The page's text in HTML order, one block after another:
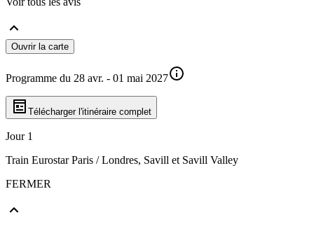
Ouvrir la carte
Programme du 28 avr. - 01 mai 2027
Télécharger l'itinéraire complet
Jour 1
Train Eurostar Paris / Londres, Savill et Savill Valley
FERMER